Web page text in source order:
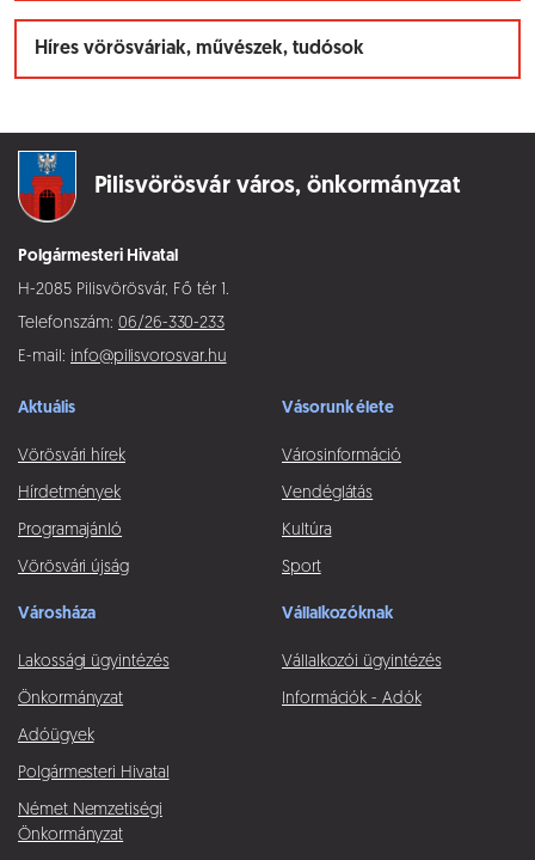
Híres vörösváriak, művészek, tudósok
Pilisvörösvár város, önkormányzat
Polgármesteri Hivatal
H-2085 Pilisvörösvár, Fő tér 1.
Telefonszám: 06/26-330-233
E-mail: info@pilisvorosvar.hu
Aktuális
Vörösvári hírek
Hírdetmények
Programajánló
Vörösvári újság
Vásorunk élete
Városinformáció
Vendéglátás
Kultúra
Sport
Városháza
Lakossági ügyintézés
Önkormányzat
Adóügyek
Polgármesteri Hivatal
Német Nemzetiségi
Önkormányzat
Vállalkozóknak
Vállalkozói ügyintézés
Információk - Adók